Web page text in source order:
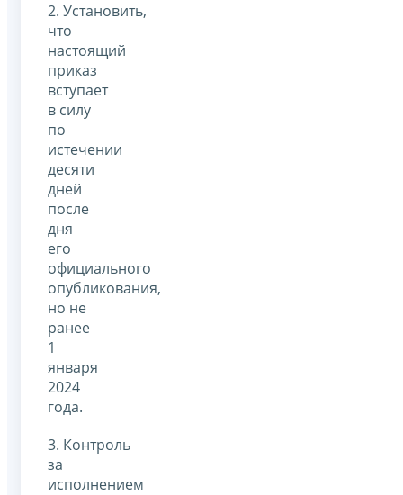
2. Установить,
что
настоящий
приказ
вступает
в силу
по
истечении
десяти
дней
после
дня
его
официального
опубликования,
но не
ранее
1
января
2024
года.
3. Контроль
за
исполнением